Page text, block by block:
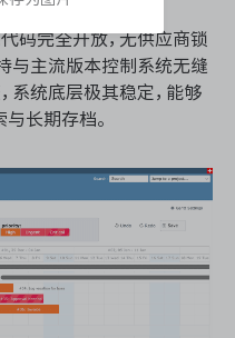
码完全开放，无供应商锁
与主流版本控制系统无缝
系统底层极其稳定，能够
长期存档。